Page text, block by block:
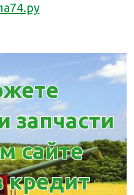
запчасти
сайте
кредит